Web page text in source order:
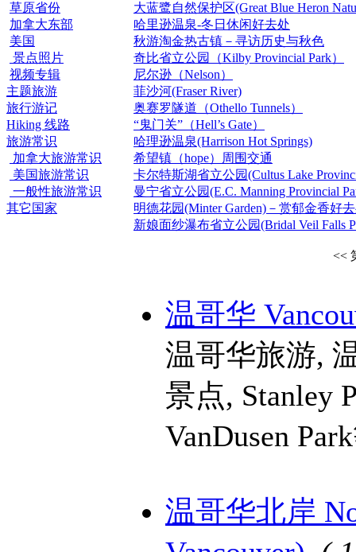
草原省份
加拿大东部
美国
景点照片
视频专辑
主题旅游
旅行游记
Hiking 线路
旅游常识
加拿大旅游常识
美国旅游常识
一般性旅游常识
其它国家
大蓝鹭自然保护区(Great Blue Heron
哈里逊温泉-冬日休闲好去处
秋游淘金热古镇－寻访历史与秋色
奇比省立公园（Kilby Provincial Park）
尼尔逊（Nelson）
菲沙河(Fraser River)
奥赛罗隧道（Othello Tunnels）
“鬼门关”（Hell’s Gate）
哈理逊温泉(Harrison Hot Springs)
希望镇（hope）周围交通
卡尔特斯湖省立公园(Cultus Lake
曼宁省立公园(E.C. Manning Provincial
明德花园(Minter Garden)－赏郁金香好
新娘面纱瀑布省立公园(Bridal Veil Falls
<<
温哥华
温哥华旅游,
景点, Stanley
VanDusen
温哥华北岸